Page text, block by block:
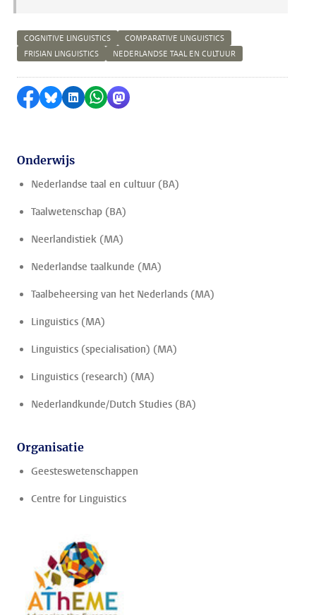
COGNITIVE LINGUISTICS
COMPARATIVE LINGUISTICS
FRISIAN LINGUISTICS
NEDERLANDSE TAAL EN CULTUUR
Delen op Facebook
Delen via Bluesky
Delen op LinkedIn
Delen via WhatsApp
Delen via Mastodon
Onderwijs
Nederlandse taal en cultuur (BA)
Taalwetenschap (BA)
Neerlandistiek (MA)
Nederlandse taalkunde (MA)
Taalbeheersing van het Nederlands (MA)
Linguistics (MA)
Linguistics (specialisation) (MA)
Linguistics (research) (MA)
Nederlandkunde/Dutch Studies (BA)
Organisatie
Geesteswetenschappen
Centre for Linguistics